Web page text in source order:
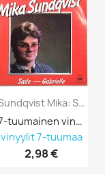
Sundqvist Mika: Sade / Gabrielle Kansi...
7-tuumainen vinyyli PS 689630
vinyylit 7-tuumaa
2,98 €